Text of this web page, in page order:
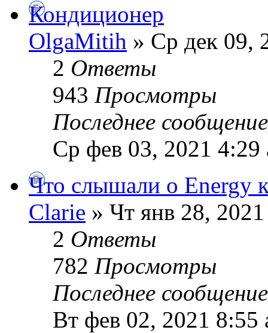
Кондиционер
OlgaMitih » Ср дек 09,
2 Ответы
943 Просмотры
Последнее
Ср фев 03, 2021 4:29
Что слышали о Energy
Clarie » Чт янв 28,
2 Ответы
782 Просмотры
Последнее
Вт фев 02, 2021 8:55